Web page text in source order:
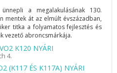
a megalakulásának 130.
mentek át az elmúlt évszázadban,
titka a folyamatos fejlesztés és
vezető abroncsmárkája.
K120 NYÁRI
4.
(K117 ÉS K117A) NYÁRI